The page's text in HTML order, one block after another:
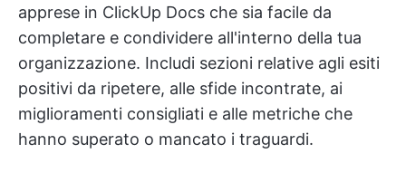
apprese in ClickUp Docs che sia facile da
completare e condividere all'interno della tua
organizzazione. Includi sezioni relative agli esiti
positivi da ripetere, alle sfide incontrate, ai
miglioramenti consigliati e alle metriche che
hanno superato o mancato i traguardi.